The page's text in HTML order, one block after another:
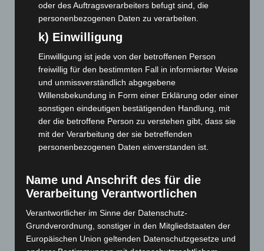
August 2026(14)
Juli 2026(73)
Juni 2026(139)
Mai 2026(99)
April 2026
(99)
März 2026(115)
Februar 2026(109)
Januar 2026 (122)
Dezember 2025(103)
Oktober 2025(112)
September 2025(93)
August 2025(90)
Juli 2025(90)
oder des Auftragsverarbeiters befugt sind, die
personenbezogenen Daten zu verarbeiten.
k) Einwilligung
Einwilligung ist jede von der betroffenen Person
freiwillig für den bestimmten Fall in informierter Weise
und unmissverständlich abgegebene
Willensbekundung in Form einer Erklärung oder einer
sonstigen eindeutigen bestätigenden Handlung, mit
der die betroffene Person zu verstehen gibt, dass sie
mit der Verarbeitung der sie betreffenden
personenbezogenen Daten einverstanden ist.
Name und Anschrift des für die
Verarbeitung Verantwortlichen
Verantwortlicher im Sinne der Datenschutz-
Grundverordnung, sonstiger in den Mitgliedstaaten der
Europäischen Union geltenden Datenschutzgesetze und